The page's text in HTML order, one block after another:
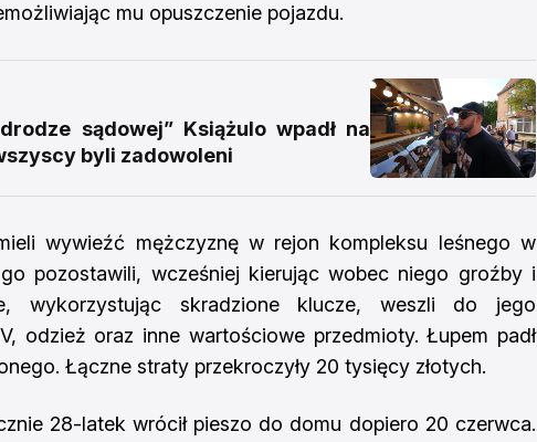
mu opuszczenie pojazdu.
sądowej” Książulo wpadł na
byli zadowoleni
wywieźć mężczyznę w rejon kompleksu leśnego w
pozostawili, wcześniej kierując wobec niego groźby i
wykorzystując skradzione klucze, weszli do jego
odzież oraz inne wartościowe przedmioty. Łupem padł
Łączne straty przekroczyły 20 tysięcy złotych.
28-latek wrócił pieszo do domu dopiero 20 czerwca.